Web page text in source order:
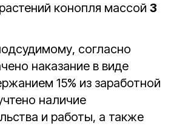
конопля массой 3
согласно
наказание в виде
15% из заработной
наличие
и работы, а также